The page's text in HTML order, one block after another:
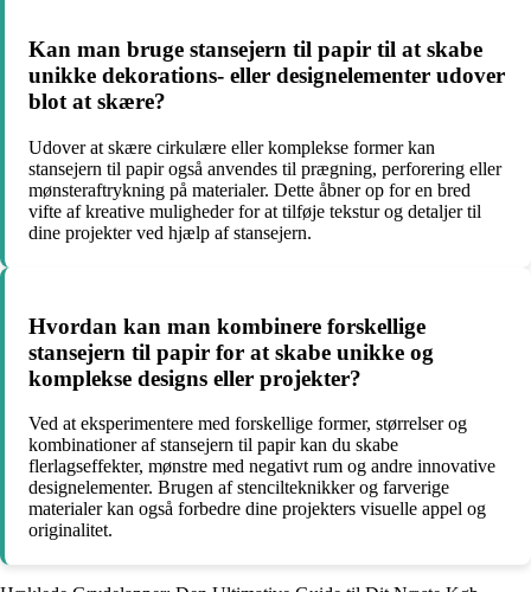
Kan man bruge stansejern til papir til at skabe
unikke dekorations- eller designelementer udover
blot at skære?
Udover at skære cirkulære eller komplekse former kan
stansejern til papir også anvendes til prægning, perforering eller
mønsteraftrykning på materialer. Dette åbner op for en bred
vifte af kreative muligheder for at tilføje tekstur og detaljer til
dine projekter ved hjælp af stansejern.
Hvordan kan man kombinere forskellige
stansejern til papir for at skabe unikke og
komplekse designs eller projekter?
Ved at eksperimentere med forskellige former, størrelser og
kombinationer af stansejern til papir kan du skabe
flerlagseffekter, mønstre med negativt rum og andre innovative
designelementer. Brugen af stencilteknikker og farverige
materialer kan også forbedre dine projekters visuelle appel og
originalitet.